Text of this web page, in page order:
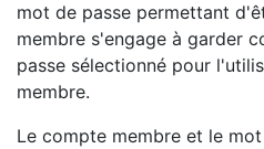
mot de passe permettant
membre s'engage à garder
passe sélectionné pour
membre.
Le compte membre et le